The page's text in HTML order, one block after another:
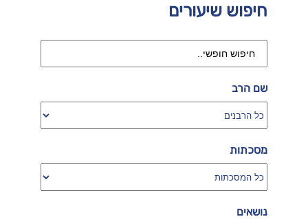
חיפוש שיעורים
שם הרב
מסכתות
נושאים